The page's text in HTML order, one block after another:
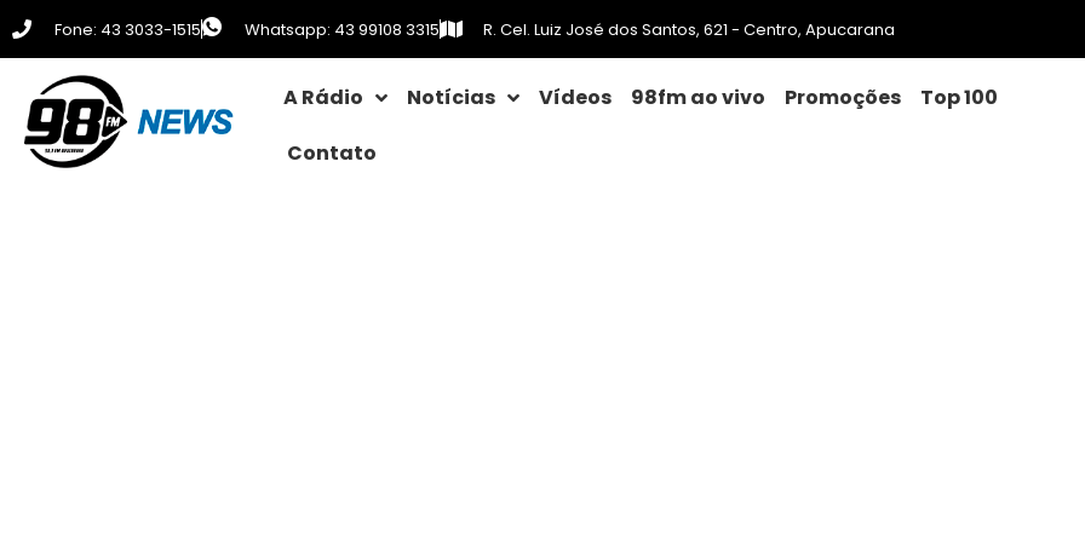
Fone: 43 3033-1515 Whatsapp: 43 99108 3315 R. Cel. Luiz José dos Santos, 621 - Centro, Apucarana
A Rádio Notícias Vídeos 98fm ao vivo Promoções
Top 100
Contato